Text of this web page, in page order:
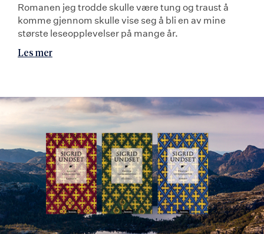
Romanen jeg trodde skulle være tung og traust å
komme gjennom skulle vise seg å bli en av mine
største leseopplevelser på mange år.
Les mer